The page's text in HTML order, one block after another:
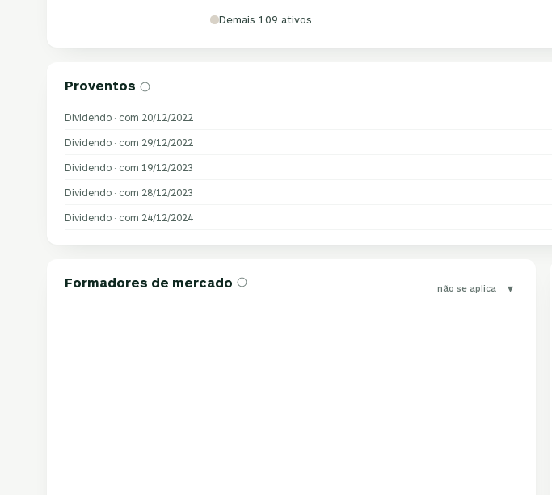
Demais 109 ativos
Proventos
Dividendo · com 20/12/2022
Dividendo · com 29/12/2022
Dividendo · com 19/12/2023
Dividendo · com 28/12/2023
Dividendo · com 24/12/2024
Formadores de mercado não se aplica ▾